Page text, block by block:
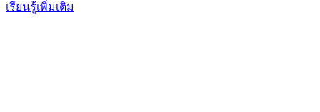
เรียนรู้เพิ่มเติม